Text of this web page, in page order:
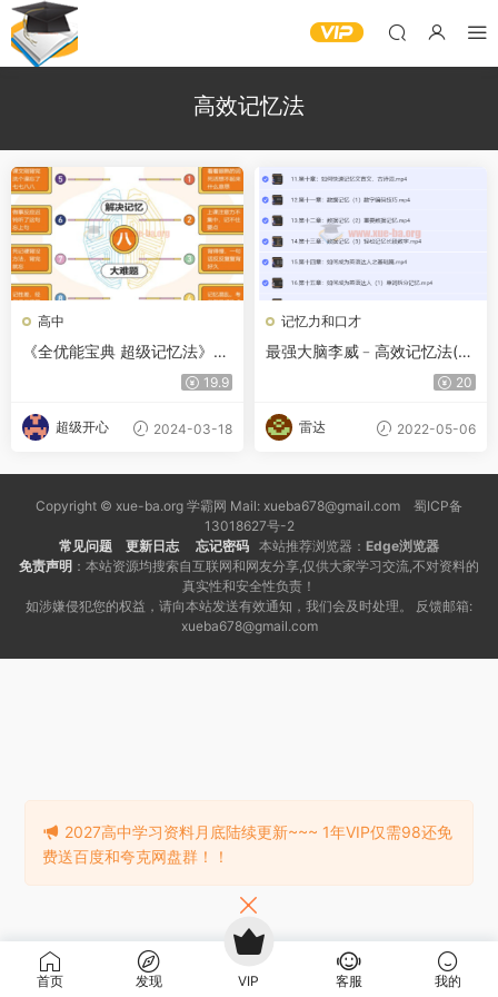
高效记忆法
高中
《全优能宝典 超级记忆法》世
界大师授课 助孩子高效提升19.9
超级开心 2024-03-18
记忆力和口才
最强大脑李威﹣高效记忆法(记
忆宫殿)（完结）价值580RMB
20
雷达 2022-05-06
Copyright © xue-ba.org 学霸网 Mail: xueba678@gmail.com 蜀ICP备
13018627号-2
常见问题
更新日志 忘记密码 本站推荐浏览器： Edge浏览器
免责声明 ：本站资源均搜索自互联网和网友分享,仅供大家学习交流,不对资料的
真实性和安全性负责！
如涉嫌侵犯您的权益，请向本站发送有效通知，我们会及时处理。 反馈邮箱:
xueba678@gmail.com
首页 发现 VIP 客服 我的
2027高中学习资料月底陆续更新~~~ 1年VIP仅需98还免
费送百度和夸克网盘群！！